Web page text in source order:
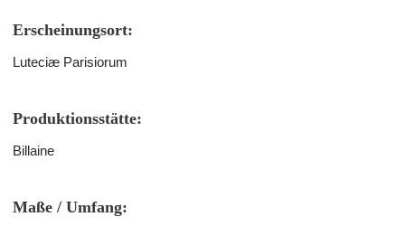
Erscheinungsort:
Luteciæ Parisiorum
Produktionsstätte:
Billaine
Maße / Umfang: